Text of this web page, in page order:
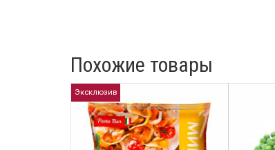
Похожие товары
Эксклюзив